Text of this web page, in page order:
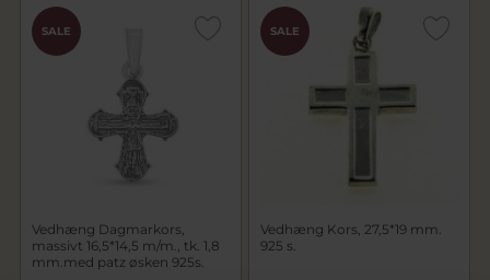
SALE
Vedhæng Dagmarkors,
massivt 16,5*14,5 m/m., tk. 1,8
mm.med patz øsken 925s.
SALE
Vedhæng Kors, 27,5*19 mm.
925 s.